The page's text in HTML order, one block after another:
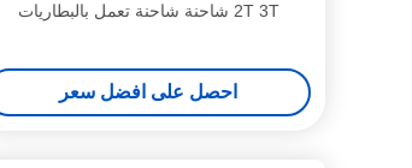
2T 3T شاحنة شاحنة تعمل بالبطاريات
احصل على افضل سعر